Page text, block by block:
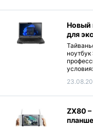
Новый
для
ZX80